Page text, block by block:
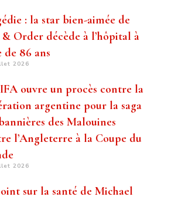
: la star bien-aimée de
Order décède à l’hôpital à
de 86 ans
2026
ouvre un procès contre la
argentine pour la saga
des Malouines
l’Angleterre à la Coupe du
2026
sur la santé de Michael